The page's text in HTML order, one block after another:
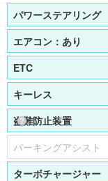
パワーステアリング
エアコン： あり
ETC
キーレス
盗難防止装置
パーキングアシスト
ターボチャージャー